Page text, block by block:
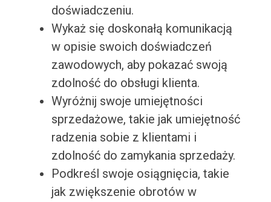
doświadczeniu.
Wykaż się doskonałą komunikacją
w opisie swoich doświadczeń
zawodowych, aby pokazać swoją
zdolność do obsługi klienta.
Wyróżnij swoje umiejętności
sprzedażowe, takie jak umiejętność
radzenia sobie z klientami i
zdolność do zamykania sprzedaży.
Podkreśl swoje osiągnięcia, takie
jak zwiększenie obrotów w